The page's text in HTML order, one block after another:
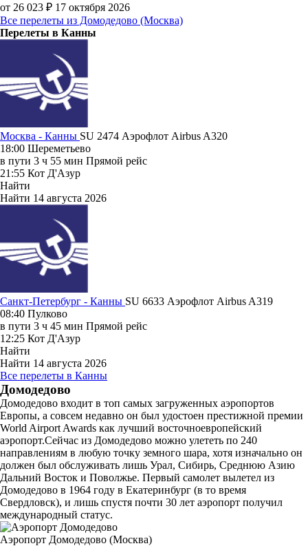
от 26 023 ₽ 17 октября 2026
Все перелеты из Домодедово (Москва)
Перелеты в Канны
Москва - Канны SU 2474 Аэрофлот Airbus A320
18:00 Шереметьево
в пути 3 ч 55 мин Прямой рейс
21:55 Кот Д'Азур
Найти
Найти 14 августа 2026
Санкт-Петербург - Канны SU 6633 Аэрофлот Airbus A319
08:40 Пулково
в пути 3 ч 45 мин Прямой рейс
12:25 Кот Д'Азур
Найти
Найти 14 августа 2026
Все перелеты в Канны
Домодедово
Домодедово входит в топ самых загруженных аэропортов
Европы, а совсем недавно он был удостоен престижной премии
World Airport Awards как лучший восточноевропейский
аэропорт.Сейчас из Домодедово можно улететь по 240
направлениям в любую точку земного шара, хотя изначально он
должен был обслуживать лишь Урал, Сибирь, Среднюю Азию
Дальний Восток и Поволжье. Первый самолет вылетел из
Домодедово в 1964 году в Екатеринбург (в то время
Свердловск), и лишь спустя почти 30 лет аэропорт получил
международный статус.
Аэропорт Домодедово (Москва)